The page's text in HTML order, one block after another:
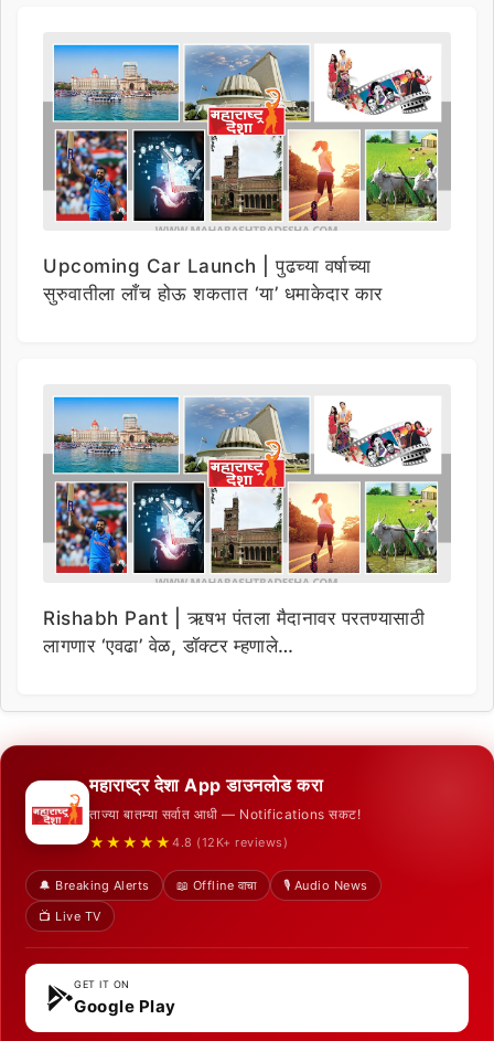
Upcoming Car Launch | पुढच्या वर्षाच्या
सुरुवातीला लाँच होऊ शकतात ‘या’ धमाकेदार कार
Rishabh Pant | ऋषभ पंतला मैदानावर परतण्यासाठी
लागणार ‘एवढा’ वेळ, डॉक्टर म्हणाले…
महाराष्ट्र देशा App डाउनलोड करा
ताज्या बातम्या सर्वात आधी — Notifications सकट!
★★★★★ 4.8 (12K+ reviews)
🔔 Breaking Alerts 📖 Offline वाचा
🎙️ Audio News
📺 Live TV
GET IT ON
Google Play